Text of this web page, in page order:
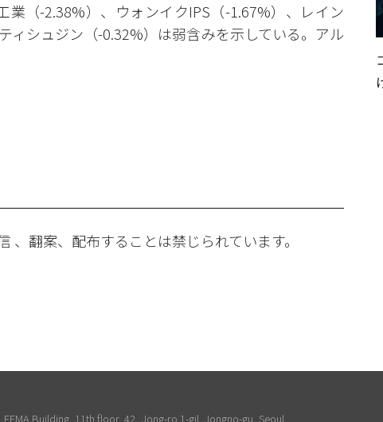
業（-2.38%）、ウォンイクIPS（-1.67%）、レイン
ィシュジン（-0.32%）は弱含みを示している。アル
翻案、配布することは禁じられています。
Building, 11th floor, 42, Jong-ro 1-gil, Jongno-gu, Seoul